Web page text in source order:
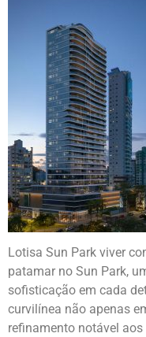
Lotisa Sun Park viver
patamar no Sun Park,
sofisticação em cada
curvilínea não apenas
refinamento notável